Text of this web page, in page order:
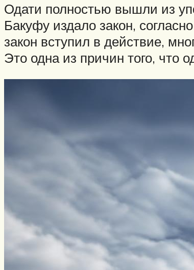
Одати полностью вышли из
Бакуфу издало закон,
закон вступил в действие,
Это одна из причин того, что